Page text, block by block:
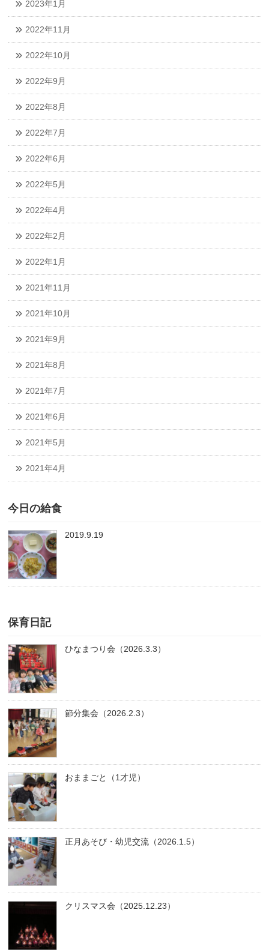
2023年1月
2022年11月
2022年10月
2022年9月
2022年8月
2022年7月
2022年6月
2022年5月
2022年4月
2022年2月
2022年1月
2021年11月
2021年10月
2021年9月
2021年8月
2021年7月
2021年6月
2021年5月
2021年4月
今日の給食
2019.9.19
保育日記
ひなまつり会（2026.3.3）
節分集会（2026.2.3）
おままごと（1才児）
正月あそび・幼児交流（2026.1.5）
クリスマス会（2025.12.23）